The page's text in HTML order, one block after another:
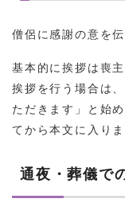
僧侶に感謝の意を
基本的に挨拶は喪
挨拶を行う場合は
ただきます」と始
てから本文に入りま
通夜・葬儀で